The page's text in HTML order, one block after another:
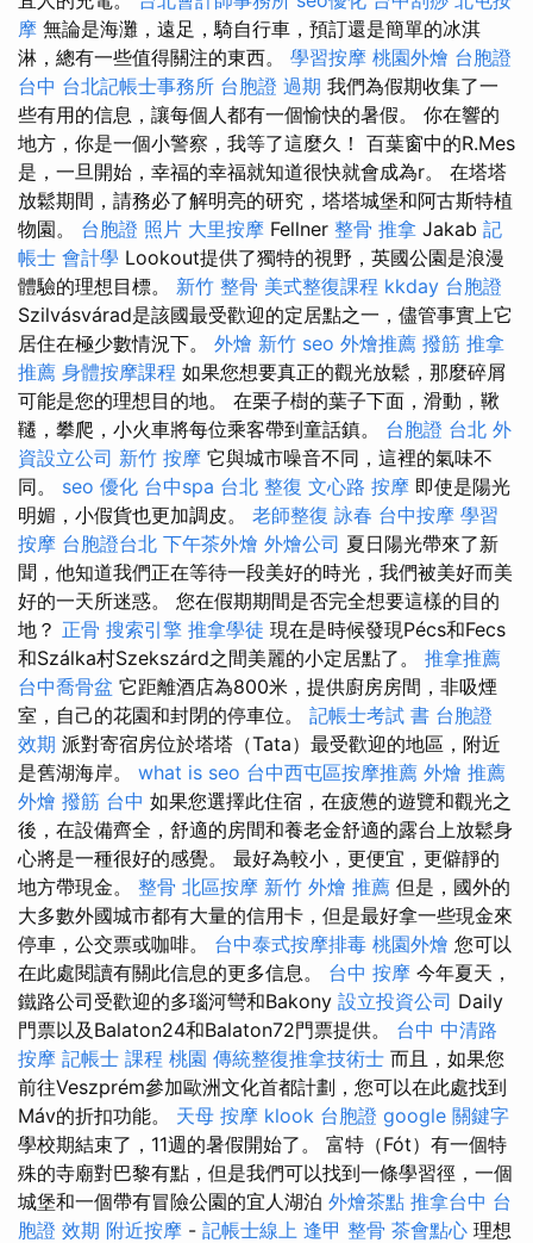
摩 無論是海灘，遠足，騎自行車，預訂還是簡單的冰淇
淋，總有一些值得關注的東西。 學習按摩 桃園外燴 台胞證
台中 台北記帳士事務所 台胞證 過期 我們為假期收集了一
些有用的信息，讓每個人都有一個愉快的暑假。 你在響的
地方，你是一個小警察，我等了這麼久！ 百葉窗中的R.Mes
是，一旦開始，幸福的幸福就知道很快就會成為r。 在塔塔
放鬆期間，請務必了解明亮的研究，塔塔城堡和阿古斯特植
物園。 台胞證 照片 大里按摩 Fellner 整骨 推拿 Jakab 記
帳士 會計學 Lookout提供了獨特的視野，英國公園是浪漫
體驗的理想目標。 新竹 整骨 美式整復課程 kkday 台胞證
Szilvásvárad是該國最受歡迎的定居點之一，儘管事實上它
居住在極少數情況下。 外燴 新竹 seo 外燴推薦 撥筋 推拿
推薦 身體按摩課程 如果您想要真正的觀光放鬆，那麼碎屑
可能是您的理想目的地。 在栗子樹的葉子下面，滑動，鞦
韆，攀爬，小火車將每位乘客帶到童話鎮。 台胞證 台北 外
資設立公司 新竹 按摩 它與城市噪音不同，這裡的氣味不
同。 seo 優化 台中spa 台北 整復 文心路 按摩 即使是陽光
明媚，小假貨也更加調皮。 老師整復 詠春 台中按摩 學習
按摩 台胞證台北 下午茶外燴 外燴公司 夏日陽光帶來了新
聞，他知道我們正在等待一段美好的時光，我們被美好而美
好的一天所迷惑。 您在假期期間是否完全想要這樣的目的
地？ 正骨 搜索引擎 推拿學徒 現在是時候發現Pécs和Fecs
和Szálka村Szekszárd之間美麗的小定居點了。 推拿推薦
台中喬骨盆 它距離酒店為800米，提供廚房房間，非吸煙
室，自己的花園和封閉的停車位。 記帳士考試 書 台胞證
效期 派對寄宿房位於塔塔（Tata）最受歡迎的地區，附近
是舊湖海岸。 what is seo 台中西屯區按摩推薦 外燴 推薦
外燴 撥筋 台中 如果您選擇此住宿，在疲憊的遊覽和觀光之
後，在設備齊全，舒適的房間和養老金舒適的露台上放鬆身
心將是一種很好的感覺。 最好為較小，更便宜，更僻靜的
地方帶現金。 整骨 北區按摩 新竹 外燴 推薦 但是，國外的
大多數外國城市都有大量的信用卡，但是最好拿一些現金來
停車，公交票或咖啡。 台中泰式按摩排毒 桃園外燴 您可以
在此處閱讀有關此信息的更多信息。 台中 按摩 今年夏天，
鐵路公司受歡迎的多瑙河彎和Bakony 設立投資公司 Daily
門票以及Balaton24和Balaton72門票提供。 台中 中清路
按摩 記帳士 課程 桃園 傳統整復推拿技術士 而且，如果您
前往Veszprém參加歐洲文化首都計劃，您可以在此處找到
Máv的折扣功能。 天母 按摩 klook 台胞證 google 關鍵字
學校期結束了，11週的暑假開始了。 富特（Fót）有一個特
殊的寺廟對巴黎有點，但是我們可以找到一條學習徑，一個
城堡和一個帶有冒險公園的宜人湖泊 外燴茶點 推拿台中 台
胞證 效期 附近按摩 - 記帳士線上 逢甲 整骨 茶會點心 理想